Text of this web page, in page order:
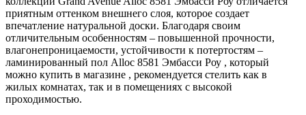
приятным оттенком внешнего слоя, которое создает
впечатление натуральной доски. Благодаря своим
отличительным особенностям – повышенной прочности,
влагонепроницаемости, устойчивости к потертостям –
ламинированный пол Alloc 8581 Эмбасси Роу , который
можно купить в магазине , рекомендуется стелить как в
жилых комнатах, так и в помещениях с высокой
проходимостью.